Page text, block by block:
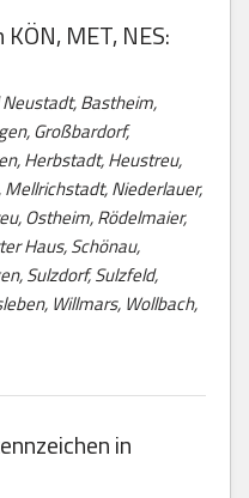
MET, NES:
Bastheim,
Großbardorf,
Herbstadt, Heustreu,
Niederlauer,
Ostheim, Rödelmaier,
Haus, Schönau,
Sulzdorf, Sulzfeld,
Willmars, Wollbach,
in